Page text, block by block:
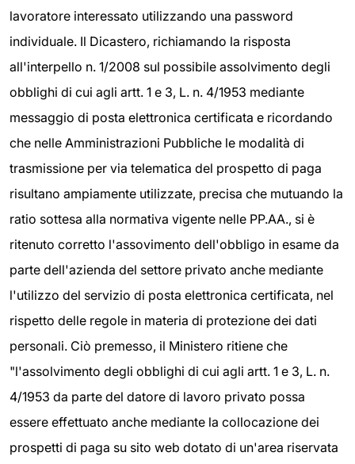
lavoratore interessato utilizzando una password
individuale. Il Dicastero, richiamando la risposta
all'interpello n. 1/2008 sul possibile assolvimento degli
obblighi di cui agli artt. 1 e 3, L. n. 4/1953 mediante
messaggio di posta elettronica certificata e ricordando
che nelle Amministrazioni Pubbliche le modalità di
trasmissione per via telematica del prospetto di paga
risultano ampiamente utilizzate, precisa che mutuando la
ratio sottesa alla normativa vigente nelle PP.AA., si è
ritenuto corretto l'assovimento dell'obbligo in esame da
parte dell'azienda del settore privato anche mediante
l'utilizzo del servizio di posta elettronica certificata, nel
rispetto delle regole in materia di protezione dei dati
personali. Ciò premesso, il Ministero ritiene che
"l'assolvimento degli obblighi di cui agli artt. 1 e 3, L. n.
4/1953 da parte del datore di lavoro privato possa
essere effettuato anche mediante la collocazione dei
prospetti di paga su sito web dotato di un'area riservata